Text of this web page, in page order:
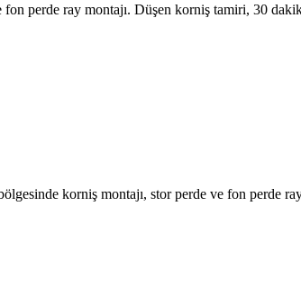
fon perde ray montajı. Düşen korniş tamiri, 30
korniş montajı, stor perde ve fon perde